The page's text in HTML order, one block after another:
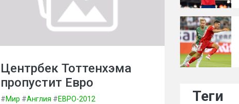
Центрбек Тоттенхэма
пропустит Евро
#Мир #Англия #ЕВРО-2012 Теги